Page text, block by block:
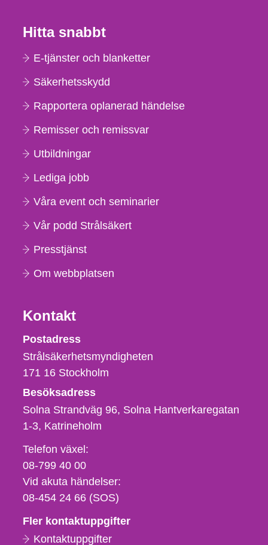
Hitta snabbt
E-tjänster och blanketter
Säkerhetsskydd
Rapportera oplanerad händelse
Remisser och remissvar
Utbildningar
Lediga jobb
Våra event och seminarier
Vår podd Strålsäkert
Presstjänst
Om webbplatsen
Kontakt
Strålsäkerhetsmyndigheten
Postadress
Strålsäkerhetsmyndigheten
171 16 Stockholm
Besöksadress
Solna Strandväg 96, Solna Hantverkaregatan
1-3 Katrineholm
Telefon,
fax
och
e-
Telefon växel:
08-799 40 00
Vid akuta händelser:
08-454 24 66 (SOS)
Fler kontaktuppgifter
Kontaktuppgifter